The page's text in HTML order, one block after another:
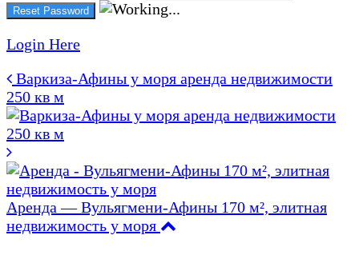
Login Here
Варкиза-Афины у моря аренда недвижимости
250 кв м
Аренда — Вульягмени-Афины 170 м², элитная
недвижимость у моря